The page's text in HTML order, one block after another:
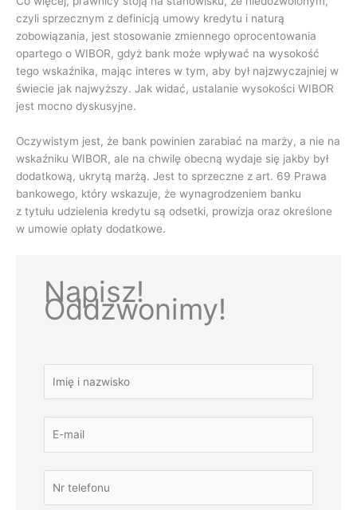
czyli sprzecznym z definicją umowy kredytu i naturą
zobowiązania, jest stosowanie zmiennego oprocentowania
opartego o WIBOR, gdyż bank może wpływać na wysokość
tego wskaźnika, mając interes w tym, aby był najzwyczajniej w
świecie jak najwyższy. Jak widać, ustalanie wysokości WIBOR
jest mocno dyskusyjne.
Oczywistym jest, że bank powinien zarabiać na marży, a nie na
wskaźniku WIBOR, ale na chwilę obecną wydaje się jakby był
dodatkową, ukrytą marżą. Jest to sprzeczne z art. 69 Prawa
bankowego, który wskazuje, że wynagrodzeniem banku
z tytułu udzielenia kredytu są odsetki, prowizja oraz określone
w umowie opłaty dodatkowe.
Napisz!
Oddzwonimy!